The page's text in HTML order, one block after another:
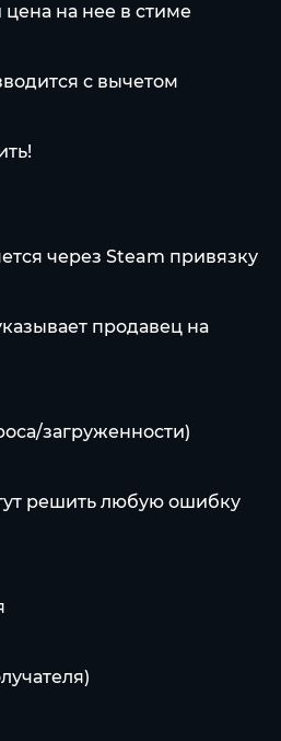
на нее в стиме
с вычетом
через Steam привязку
продавец на
загруженности)
решить любую ошибку